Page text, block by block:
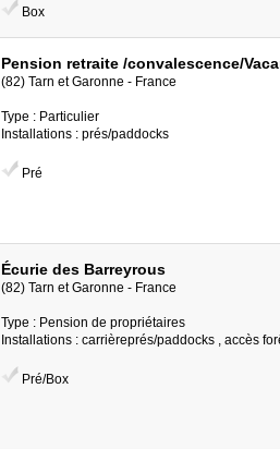
Box
Pension retraite /convalescence/
(82) Tarn et Garonne - France
Type : Particulier
Installations : prés/paddocks
Pré
Écurie des Barreyrous
(82) Tarn et Garonne - France
Type : Pension de propriétaires
Installations : carrièreprés/paddocks , accès
Pré/Box